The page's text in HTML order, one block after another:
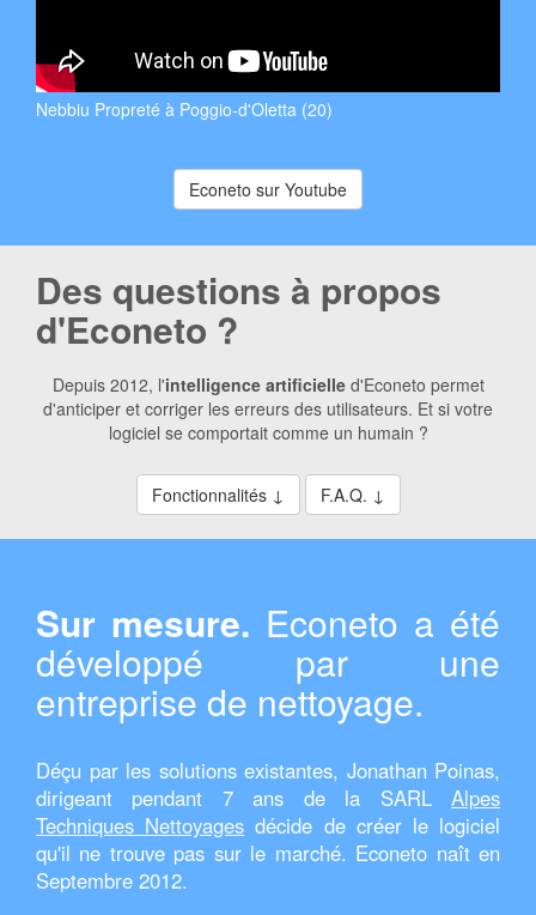
Nebbiu Propreté à Poggio-d'Oletta (20)
Econeto sur Youtube
Des questions à propos
d'Econeto ?
Depuis 2012, l'intelligence artificielled'Econeto permet
d'anticiper et corriger les erreurs des utilisateurs. Et si votre
logiciel se comportait comme un humain ?
Fonctionnalités ↓ F.A.Q. ↓
Sur mesure. Econeto a été
développé par une
entreprise de nettoyage.
Déçu par les solutions existantes, Jonathan Poinas,
dirigeant pendant 7 ans de la SARL Alpes
Techniques Nettoyages décide de créer le logiciel
qu'il ne trouve pas sur le marché. Econeto naît en
Septembre 2012.